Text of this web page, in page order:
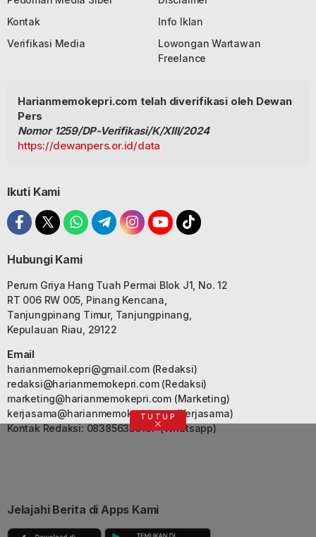
Kontak
Info Iklan
Verifikasi Media
Lowongan Wartawan
Freelance
Harianmemokepri.com telah diverifikasi oleh Dewan
Pers
Nomor 1259/DP-Verifikasi/K/XIII/2024
https://dewanpers.or.id/data
Ikuti Kami
Hubungi Kami
Perum Griya Hang Tuah Permai Blok J1, No. 12
RT 006 RW 005, Pinang Kencana,
Tanjungpinang Timur, Tanjungpinang,
Kepulauan Riau, 29122
Email
harianmemokepri@gmail.com(Redaksi)
redaksi@harianmemokepri.com(Redaksi)
marketing@harianmemokepri.com(Marketing)
kerjasama@harianmemokepri.com(Kerjasama)
Kontak Redaksi: 083856335187 (Whatsapp)
Jelajahi Berita di Apps Kami
TUTUP